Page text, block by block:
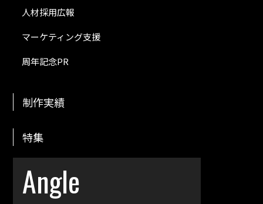
人材採用広報
マーケティング支援
周年記念PR
制作実績
特集
Angle